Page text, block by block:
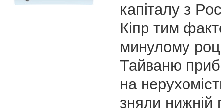
капіталу з
Кіпр тим
минулому
Тайваню
на
зняли нижній